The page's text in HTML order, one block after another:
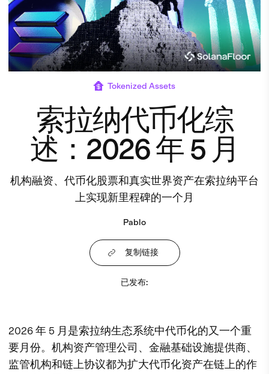
Tokenized Assets
索拉纳代币化综
述：2026 年 5 月
机构融资、代币化股票和真实世界资产在索拉纳平台
上实现新里程碑的一个月
Pablo
复制链接
已发布:
2026 年 5 月是索拉纳生态系统中代币化的又一个重
要月份。机构资产管理公司、金融基础设施提供商、
监管机构和链上协议都为扩大代币化资产在链上的作